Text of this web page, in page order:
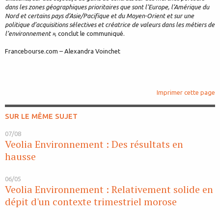
dans les zones géographiques prioritaires que sont l’Europe, l’Amérique du
Nord et certains pays d’Asie/Pacifique et du Moyen-Orient et sur une
politique d’acquisitions sélectives et créatrice de valeurs dans les métiers de
l’environnement », conclut le communiqué.
Francebourse.com – Alexandra Voinchet
Imprimer cette page
SUR LE MÊME SUJET
07/08
Veolia Environnement : Des résultats en
hausse
06/05
Veolia Environnement : Relativement solide en
dépit d'un contexte trimestriel morose